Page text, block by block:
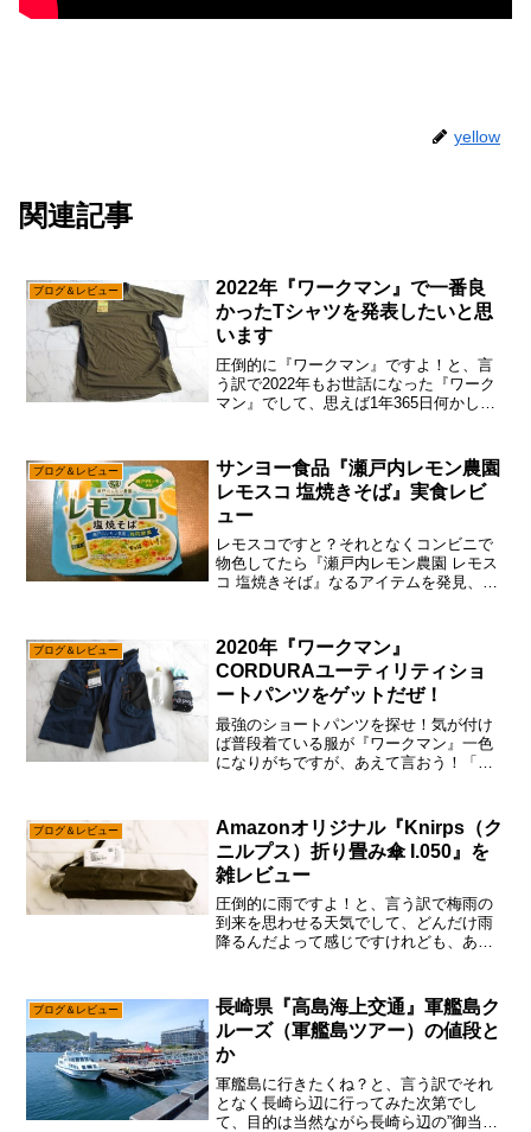
yellow
関連記事
ブログ＆レビュー
2022年『ワークマン』で一番良
かったTシャツを発表したいと思
います
圧倒的に『ワークマン』ですよ！と、言
う訳で2022年もお世話になった『ワーク
マン』でして、思えば1年365日何かしら
トとかTシャツは『ワークマン』100%っ
て訳ではあり...
ブログ＆レビュー
サンヨー食品『瀬戸内レモン農園
レモスコ 塩焼きそば』実食レビ
ュー
レモスコですと？それとなくコンビニで
物色してたら『瀬戸内レモン農園 レモス
コ 塩焼きそば』なるアイテムを発見、な
で知らなかったのですが、”レモスコ”なる
広島のご当地調味...
ブログ＆レビュー
2020年『ワークマン』
CORDURAユーティリティショ
ートパンツをゲットだぜ！
最強のショートパンツを探せ！気が付け
ば普段着ている服が『ワークマン』一色
になりがちですが、あえて言おう！「や
になっていた『ワークマン』ですが、今
は一般アパレル的なジャン...
ブログ＆レビュー
Amazonオリジナル『Knirps（ク
ニルプス）折り畳み傘 I.050』を
雑レビュー
圧倒的に雨ですよ！と、言う訳で梅雨の
到来を思わせる天気でして、どんだけ雨
降るんだよって感じですけれども、あえ
くらいは頑張ったと思われ、天寿を全う
したと言う事で、新...
ブログ＆レビュー
長崎県『高島海上交通』軍艦島ク
ルーズ（軍艦島ツアー）の値段と
か
軍艦島に行きたくね？と、言う訳でそれ
となく長崎ら辺に行ってみた次第でし
て、目的は当然ながら長崎ら辺の”御当地